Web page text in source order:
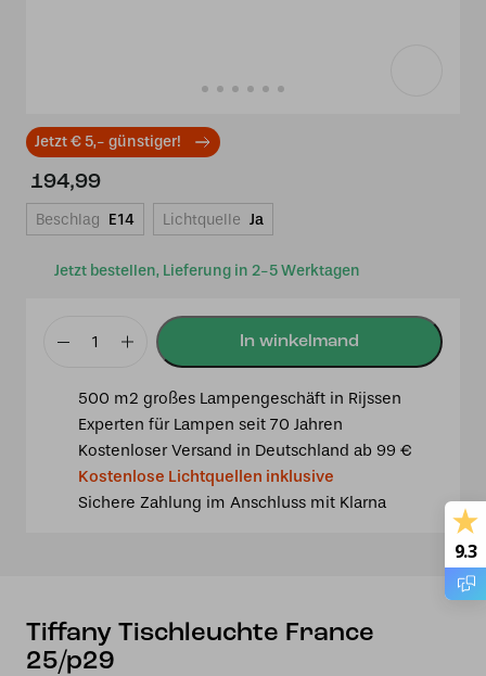
Jetzt € 5,- günstiger!
Jetzt bestellen, Lieferung in 2-5 Werktagen
194,99
Beschlag E14 Lichtquelle Ja
Tiffany
France
25/p29
Menge
500 m2 großes Lampengeschäft in Rijssen
Experten für Lampen seit 70 Jahren
Kostenloser Versand in Deutschland ab 99 €
Kostenlose Lichtquellen inklusive
Sichere Zahlung im Anschluss mit Klarna
Tiffany Tischleuchte France
25/p29
9.3